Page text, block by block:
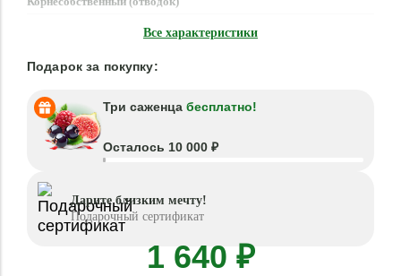
Все характеристики
Подарок за покупку:
Три саженца бесплатно!
Осталось 10 000 ₽
Дарите близким мечту!
Подарочный сертификат
1 640 ₽